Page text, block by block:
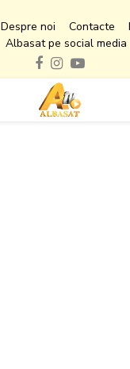
Despre noi Contacte
Albasat pe social media
Facebook
Instagram
Youtube